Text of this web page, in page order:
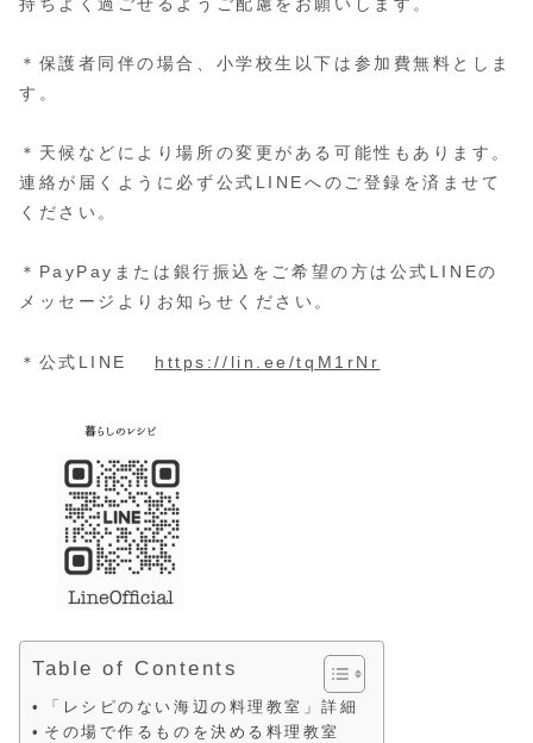
＊保護者同伴の場合、小学校生以下は参加費無料としま
す。
＊天候などにより場所の変更がある可能性もあります。
連絡が届くように必ず公式LINEへのご登録を済ませて
ください。
＊PayPayまたは銀行振込をご希望の方は公式LINEの
メッセージよりお知らせください。
＊公式LINE https://lin.ee/tqM1rNr
Table of Contents
「レシピのない海辺の料理教室」詳細
その場で作るものを決める料理教室